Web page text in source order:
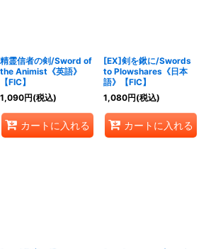
精霊信者の剣/Sword of
the Animist《英語》
【FIC】
1,090円(税込)
カートに入れる
[EX]剣を鍬に/Swords
to Plowshares《日本
語》【FIC】
1,080円(税込)
カートに入れる